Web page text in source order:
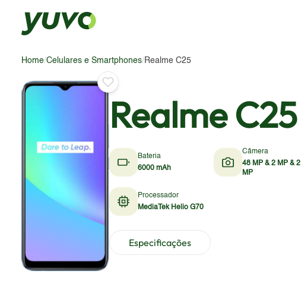
Home/Celulares e Smartphones/ Realme C25
Realme C25
Bateria
6000 mAh
Câmera
48 MP & 2 MP & 2
MP
Processador
MediaTek Helio G70
Especificações